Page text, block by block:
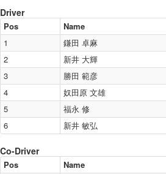
2011年
2010年
2006年
Driver
Pos Name
1
鎌田 卓麻
2
新井 大輝
3
勝田 範彦
4
奴田原 文雄
5
福永 修
6
新井 敏弘
Co-Driver
Pos Name